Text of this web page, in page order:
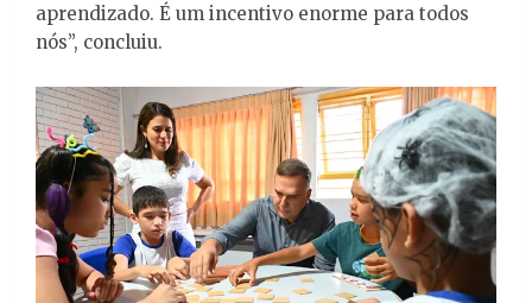
aprendizado. É um incentivo enorme para todos
nós”, concluiu.